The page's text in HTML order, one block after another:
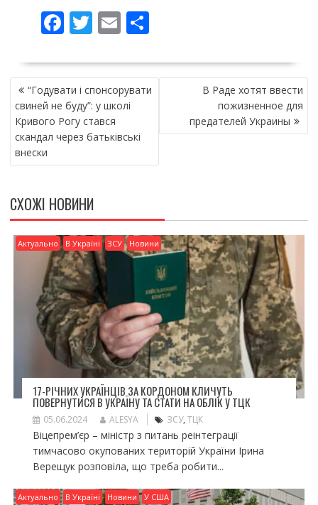
F
e
b
o
o
k
T
itt
er
E
ai
l
П
ді
л
т
и
НАВІГАЦІЯ
ЗАПИСІВ
“Годувати і спонсорувати
свиней не буду”: у школі
Кривого Рогу стався
скандал через батьківські
внески
В Раде хотят ввести
пожизненное для
предателей Украины
СХОЖІ НОВИНИ
Актуально В Україні ЗСУ Новини
17-РІЧНИХ УКРАЇНЦІВ ЗА КОРДОНОМ КЛИЧУТЬ
ПОВЕРНУТИСЯ В УКРАЇНУ ТА СТАТИ НА ОБЛІК У ТЦК
05.06.2024 ALESYA ЗСУ, ТЦК
Віцепрем’єр – міністр з питань реінтеграції
тимчасово окупованих територій України Ірина
Верещук розповіла, що треба робити...
Актуально В Україні Новини У США